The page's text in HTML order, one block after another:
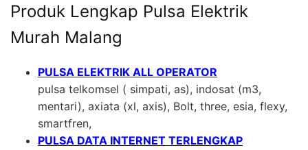
Produk Lengkap Pulsa Elektrik
Murah Malang
PULSA ELEKTRIK ALL OPERATOR
pulsa telkomsel ( simpati, as), indosat (m3,
mentari), axiata (xl, axis), Bolt, three, esia, flexy,
smartfren,
PULSA DATA INTERNET TERLENGKAP